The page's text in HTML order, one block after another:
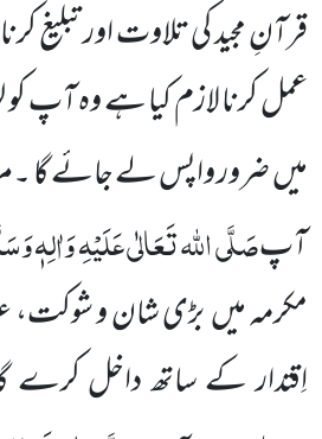
قرآنِ مجید کی تلاوت اور تبلیغ
عمل کرنا لازم کیا ہے وہ آپ کو
میں ضرور واپس لے جائے گا
آپصَلَّی اللہ تَعَالٰی عَلَیْہِ وَاٰلِہٖ
مکرمہ میں بڑی شان و شوکت،
اِقتدار کے ساتھ داخل